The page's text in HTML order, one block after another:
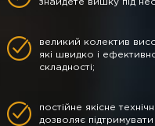
знайдете вишку під
великий колектив
які швидко і
складності;
постійне якісне
дозволяє